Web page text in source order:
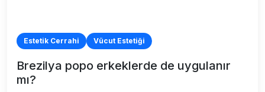
Estetik Cerrahi Vücut Estetiği
Brezilya popo erkeklerde de uygulanır
mı?